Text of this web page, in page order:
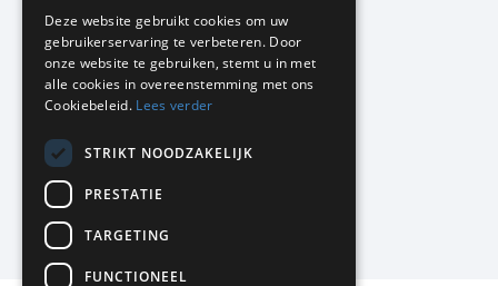
KMP Kantoormeubilair
Airport Business Park
Frankfurtstraat 29-31
1175 RH Lijnden
020-617 01 26
info@kmpkantoormeubilair.nl
Facebook
Instagram
Deze website gebruikt cookies om uw
gebruikerservaring te verbeteren. Door
onze website te gebruiken, stemt u in met
alle cookies in overeenstemming met ons
Cookiebeleid. Lees verder
STRIKT NOODZAKELIJK
PRESTATIE
TARGETING
FUNCTIONEEL